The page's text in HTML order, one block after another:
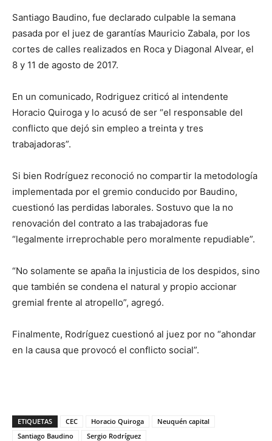
Santiago Baudino, fue declarado culpable la semana
pasada por el juez de garantías Mauricio Zabala, por los
cortes de calles realizados en Roca y Diagonal Alvear, el
8 y 11 de agosto de 2017.
En un comunicado, Rodriguez criticó al intendente
Horacio Quiroga y lo acusó de ser “el responsable del
conflicto que dejó sin empleo a treinta y tres
trabajadoras”.
Si bien Rodríguez reconoció no compartir la metodología
implementada por el gremio conducido por Baudino,
cuestionó las perdidas laborales. Sostuvo que la no
renovación del contrato a las trabajadoras fue
“legalmente irreprochable pero moralmente repudiable”.
“No solamente se apaña la injusticia de los despidos, sino
que también se condena el natural y propio accionar
gremial frente al atropello”, agregó.
Finalmente, Rodríguez cuestionó al juez por no “ahondar
en la causa que provocó el conflicto social”.
ETIQUETAS CEC Horacio Quiroga
Neuquén capital
Santiago Baudino
Sergio Rodríguez